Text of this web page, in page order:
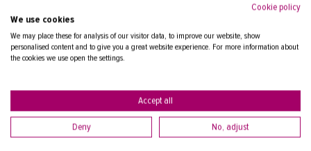
Tampereen Aikuiskoulutuskeskus
PL 15, 33821 Tampere
Vaihde03 2361 111
Cookie policy
We use cookies
We may place these for analysis of our visitor data, to improve our website, show
personalised content and to give you a great website experience. For more information about
the cookies we use open the settings.
Accept all
Deny No, adjust